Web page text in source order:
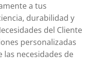
a tus
durabilidad y
del Cliente
personalizadas
las necesidades de